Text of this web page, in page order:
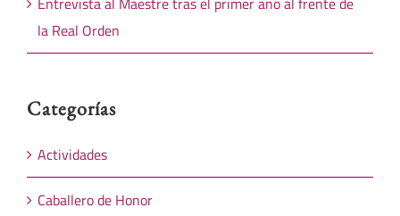
la Real Orden
Categorías
Actividades
Caballero de Honor